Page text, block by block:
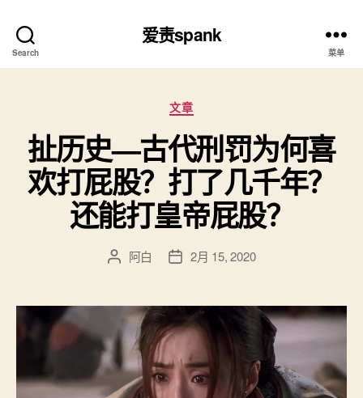
Search
爱责spank
菜单
分
类
文章
扯历史—古代刑罚为何喜
欢打屁股？打了几千年？
还能打皇帝屁股？
文
者
阿白
发
期
2月 15, 2020